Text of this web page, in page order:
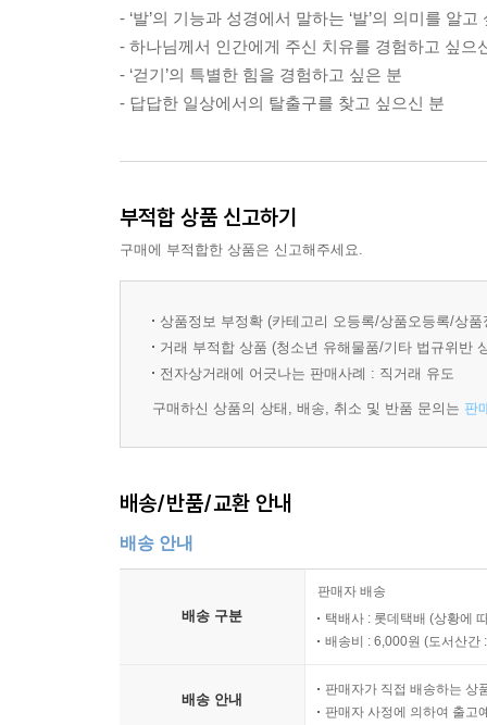
‘왜 다른 지체(肢體)가 아닌 발이었을까?’ 생각해
평생 엄청난 무게를 고스란히 짊어지고 받들어주
우리 몸은 스스로 회복할 능력을 갖추고 있다. 그
우리 인간에게 주신 특별한 능력이다. 그러나 이
르게, 걷고 또 걸을 때 맛볼 수 있는 은혜이다. 특
--- p.89 우리 몸에는 스스로 회복할 능력이 있다' 중
게 걸어감으로 신앙, 일, 건강, 관계 등 모든 것이
그렇게 어려움을 겪으면서 우리는 더욱더 하나님
은 것을 잃었지만, 그것들은 하나하나 다시 일으
없으면 물질의 축복이 오히려 독이 될 수 있다는 것
--- p.129 '용서의 축복, 망각의 은혜' 중에서
동행이 되면, 이웃과의 동행은 자연스럽게 이뤄
- ‘발’의 기능과 성경에서 말하는 ‘발’의 의미를 알고
- 하나님께서 인간에게 주신 치유를 경험하고 싶으
- ‘걷기’의 특별한 힘을 경험하고 싶은 분
- 답답한 일상에서의 탈출구를 찾고 싶으신 분
부적합 상품 신고하기
구매에 부적합한 상품은 신고해주세요.
상품정보 부정확 (카테고리 오등록/상품오등록/상
거래 부적합 상품 (청소년 유해물품/기타 법규위반
전자상거래에 어긋나는 판매사례 : 직거래 유도
구매하신 상품의 상태, 배송, 취소 및 반품 문의는 판
배송/반품/교환 안내
배송 안내
배송 구분
판매자 배송
택배사 : 롯데택배 (상황에
배송비 : 6,000원 (도서산간
배송 안내
판매자가 직접 배송하는 상
판매자 사정에 의하여 출고